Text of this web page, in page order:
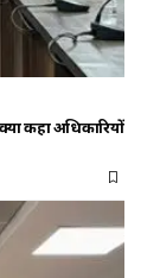
कहा अधिकारियों